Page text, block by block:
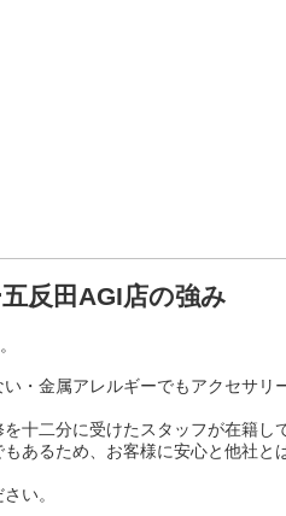
反田AGI店の強み
・金属アレルギーでもアクセサリ
十二分に受けたスタッフが在籍し
あるため、お客様に安心と他社と
い。